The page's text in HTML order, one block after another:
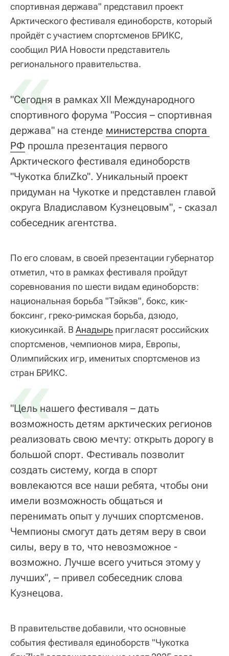
спортивная держава" представил проект
Арктического фестиваля единоборств, который
пройдёт с участием спортсменов БРИКС,
сообщил РИА Новости представитель
регионального правительства.
«
"Сегодня в рамках XII Международного
спортивного форума "Россия – спортивная
держава" на стенде министерства спорта
РФ прошла презентация первого
Арктического фестиваля единоборств
"Чукотка блиZko". Уникальный проект
придуман на Чукотке и представлен главой
округа Владиславом Кузнецовым", - сказал
собеседник агентства.
По его словам, в своей презентации губернатор
отметил, что в рамках фестиваля пройдут
соревнования по шести видам единоборств:
национальная борьба "Тэйкэв", бокс, кик-
боксинг, греко-римская борьба, дзюдо,
киокусинкай. В Анадырь пригласят российских
спортсменов, чемпионов мира, Европы,
Олимпийских игр, именитых спортсменов из
стран БРИКС.
«
"Цель нашего фестиваля – дать
возможность детям арктических регионов
реализовать свою мечту: открыть дорогу в
большой спорт. Фестиваль позволит
создать систему, когда в спорт
вовлекаются все наши ребята, чтобы они
имели возможность общаться и
перенимать опыт у лучших спортсменов.
Чемпионы смогут дать детям веру в свои
силы, веру в то, что невозможное -
возможно. Лучше всего учиться этому у
лучших", – привел собеседник слова
Кузнецова.
В правительстве добавили, что основные
события фестиваля единоборств "Чукотка